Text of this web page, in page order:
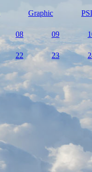
Graphic
08 09
22 23